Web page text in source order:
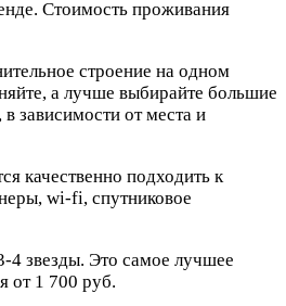
Стоимость проживания
строение на одном
а лучше выбирайте большие
зависимости от места и
качественно подходить к
wi-fi, спутниковое
4 звезды. Это самое лучшее
от 1 700 руб.